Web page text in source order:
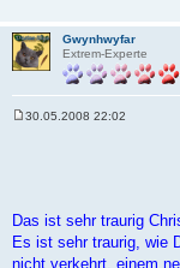
Gwynhwyfar
Extrem-Experte
30.05.2008 22:02
Das ist sehr traurig
Es ist sehr traurig, wie
nicht verkehrt, einem